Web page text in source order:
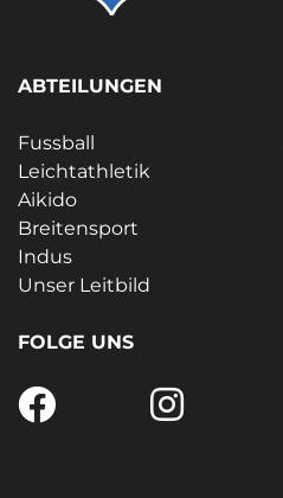
ABTEILUNGEN
Fussball
Leichtathletik
Aikido
Breitensport
Indus
Unser Leitbild
FOLGE UNS